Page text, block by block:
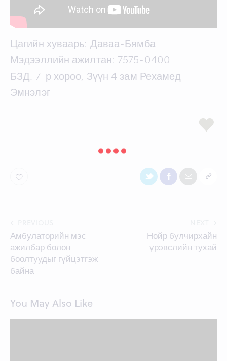
Цагийн хуваарь: Даваа-Бямба
Мэдээллийн ажилтан: 7575-0400
БЗД. 7-р хороо, Зүүн 4 зам Рехамед
Эмнэлэг
navigation
Амбулаторийн мэс
ажилбар болон
боолтуудыг гүйцэтгэж
байна
Нойр булчирхайн
үрэвслийн тухай
You May Also Like